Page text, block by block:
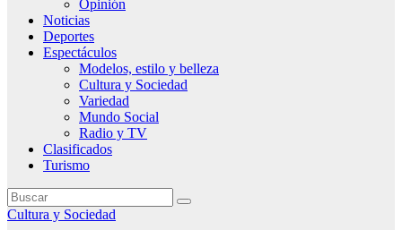
Opinión
Noticias
Deportes
Espectáculos
Modelos, estilo y belleza
Cultura y Sociedad
Variedad
Mundo Social
Radio y TV
Clasificados
Turismo
Cultura y Sociedad